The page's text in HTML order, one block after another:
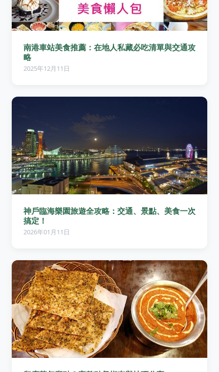
南港車站美食推薦：在地人私藏必吃清單與交通攻
略
2025年12月11日
神戶臨海樂園旅遊全攻略：交通、景點、美食一次
搞定！
2026年01月11日